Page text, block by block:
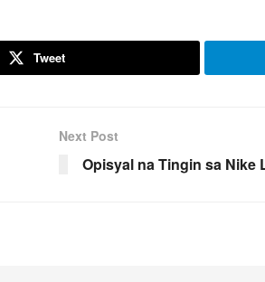
Tweet
Next Post
Opisyal na Tingin sa Nike